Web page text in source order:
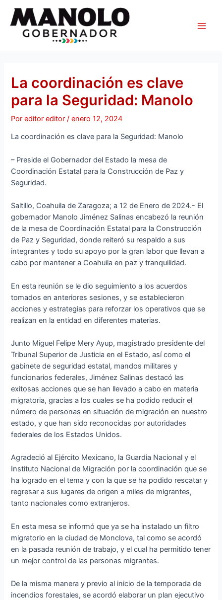
contenido
La coordinación es clave
para la Seguridad: Manolo
Poreditor editor/enero 12, 2024
La coordinación es clave para la Seguridad: Manolo
– Preside el Gobernador del Estado la mesa de
Coordinación Estatal para la Construcción de Paz y
Seguridad.
Saltillo, Coahuila de Zaragoza; a 12 de Enero de 2024.- El
gobernador Manolo Jiménez Salinas encabezó la reunión
de la mesa de Coordinación Estatal para la Construcción
de Paz y Seguridad, donde reiteró su respaldo a sus
integrantes y todo su apoyo por la gran labor que llevan a
cabo por mantener a Coahuila en paz y tranquilidad.
En esta reunión se le dio seguimiento a los acuerdos
tomados en anteriores sesiones, y se establecieron
acciones y estrategias para reforzar los operativos que se
realizan en la entidad en diferentes materias.
Junto Miguel Felipe Mery Ayup, magistrado presidente del
Tribunal Superior de Justicia en el Estado, así como el
gabinete de seguridad estatal, mandos militares y
funcionarios federales, Jiménez Salinas destacó las
exitosas acciones que se han llevado a cabo en materia
migratoria, gracias a los cuales se ha podido reducir el
número de personas en situación de migración en nuestro
estado, y que han sido reconocidas por autoridades
federales de los Estados Unidos.
Agradeció al Ejército Mexicano, la Guardia Nacional y el
Instituto Nacional de Migración por la coordinación que se
ha logrado en el tema y con la que se ha podido rescatar y
regresar a sus lugares de origen a miles de migrantes,
tanto nacionales como extranjeros.
En esta mesa se informó que ya se ha instalado un filtro
migratorio en la ciudad de Monclova, tal como se acordó
en la pasada reunión de trabajo, y el cual ha permitido tener
un mejor control de las personas migrantes.
De la misma manera y previo al inicio de la temporada de
incendios forestales, se acordó elaborar un plan ejecutivo
de
entradas